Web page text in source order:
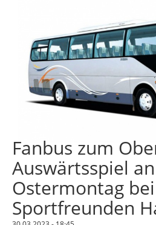
Fanbus zum
Auswärtsspiel an
Ostermontag
Sportfreunden